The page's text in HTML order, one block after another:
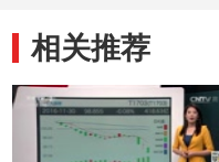
相关推荐